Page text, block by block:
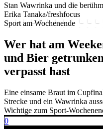
Stan Wawrinka und die
Erika Tanaka/freshfocus
Sport am Wochenende
Wer hat am
und Bier
verpasst hast
Eine einsame Braut im
Strecke und ein Wawrinka
Wichtige zum Sport-
0